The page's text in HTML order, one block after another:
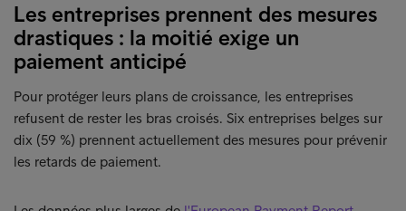
Les entreprises prennent des mesures
drastiques : la moitié exige un
paiement anticipé
Pour protéger leurs plans de croissance, les entreprises
refusent de rester les bras croisés. Six entreprises belges sur
dix (59 %) prennent actuellement des mesures pour prévenir
les retards de paiement.